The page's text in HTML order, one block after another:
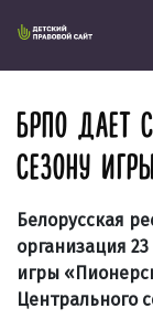
БРПО ДАЕТ
СЕЗОНУ
Белорусская
организация
игры
Центрального